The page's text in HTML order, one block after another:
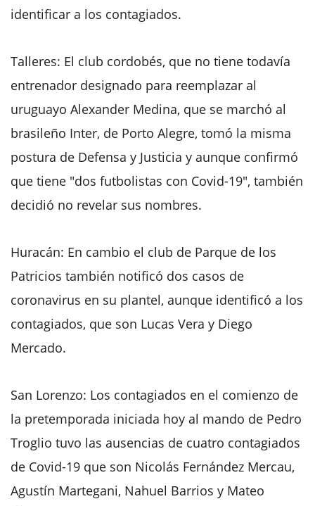
identificar a los contagiados.
Talleres: El club cordobés, que no tiene todavía
entrenador designado para reemplazar al
uruguayo Alexander Medina, que se marchó al
brasileño Inter, de Porto Alegre, tomó la misma
postura de Defensa y Justicia y aunque confirmó
que tiene "dos futbolistas con Covid-19", también
decidió no revelar sus nombres.
Huracán: En cambio el club de Parque de los
Patricios también notificó dos casos de
coronavirus en su plantel, aunque identificó a los
contagiados, que son Lucas Vera y Diego
Mercado.
San Lorenzo: Los contagiados en el comienzo de
la pretemporada iniciada hoy al mando de Pedro
Troglio tuvo las ausencias de cuatro contagiados
de Covid-19 que son Nicolás Fernández Mercau,
Agustín Martegani, Nahuel Barrios y Mateo